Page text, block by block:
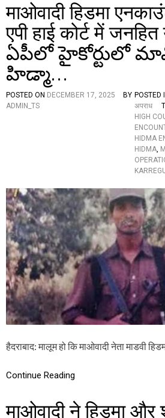
माओवादी हिडमा
एपी हाई कोर्ट में जनहित
ఏపీలో హై‌కోర్టులో
హిడ్మా…
POSTED ON DECEMBER 17, 2025
BY
ADMIN_TS
POSTED
अपराध
HIGH
HIDMA
HIDMA,
हैदराबाद: मालूम हो कि माओवादी नेता माडवी
Continue Reading
माओवादी ने हिडमा